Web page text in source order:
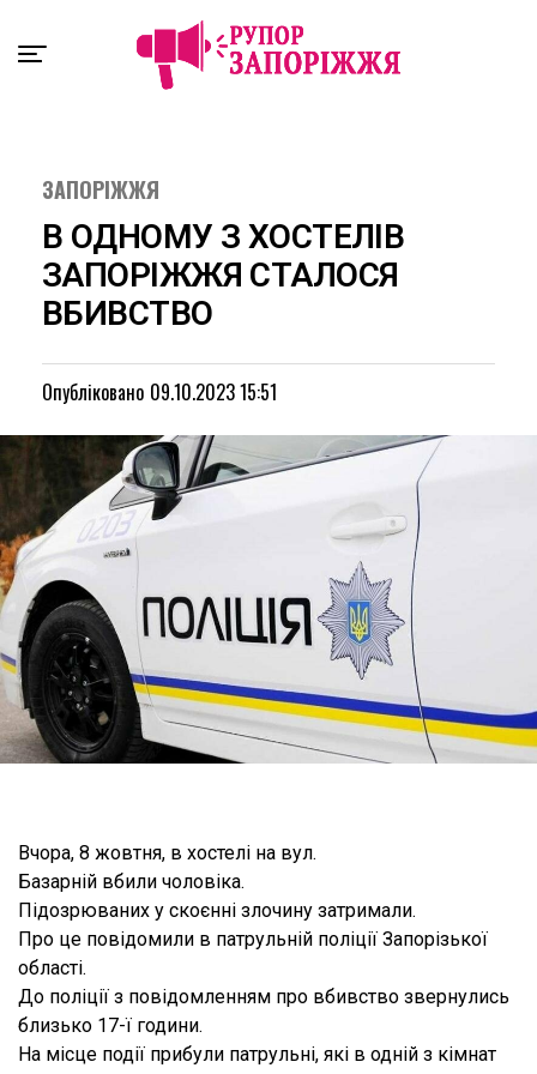
ЗАПОРІЖЖЯ
В ОДНОМУ З ХОСТЕЛІВ
ЗАПОРІЖЖЯ СТАЛОСЯ
ВБИВСТВО
Опубліковано 09.10.2023 15:51
Вчора, 8 жовтня, в хостелі на вул.
Базарній вбили чоловіка.
Підозрюваних у скоєнні злочину затримали.
Про це повідомили в патрульній поліції Запорізької
області.
До поліції з повідомленням про вбивство звернулись
близько 17-ї години.
На місце події прибули патрульні, які в одній з кімнат
Exit mobile version